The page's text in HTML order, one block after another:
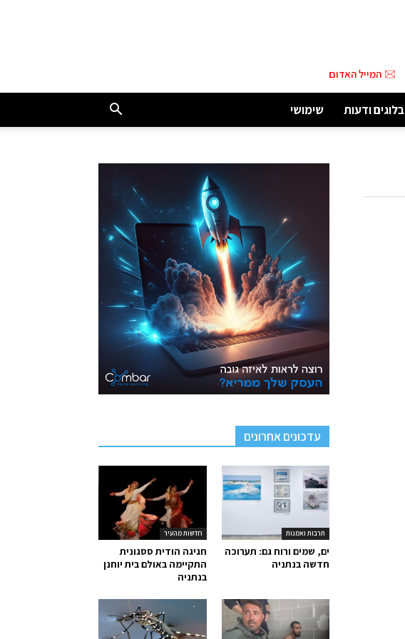
המייל האדום
בלוגים ודעות שימושי
עדכונים אחרונים
חדשות מהעיר
חגיגה הודית ססגונית
התקיימה באולם בית יוחנן
בנתניה
תרבות ואמנות
ים, שמים ורוח גם: תערוכה
חדשה בנתניה